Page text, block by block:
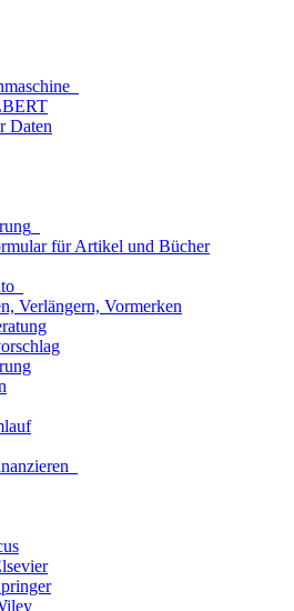
Daten
für Artikel und Bücher
Verlängern, Vormerken